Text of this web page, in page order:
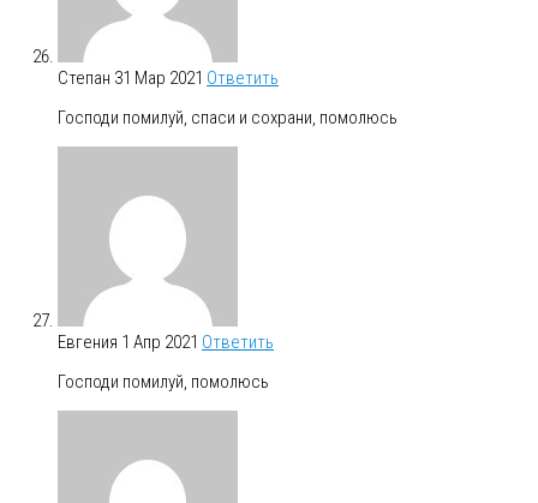
Степан 31 Мар 2021 Ответить
Господи помилуй, спаси и сохрани, помолюсь
Евгения 1 Апр 2021 Ответить
Господи помилуй, помолюсь